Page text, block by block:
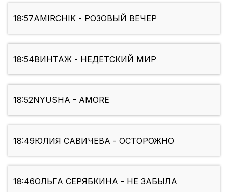
18:57AMIRCHIK - РОЗОВЫЙ ВЕЧЕР
18:54ВИНТАЖ - НЕДЕТСКИЙ МИР
18:52NYUSHA - AMORE
18:49ЮЛИЯ САВИЧЕВА - ОСТОРОЖНО
18:46ОЛЬГА СЕРЯБКИНА - НЕ ЗАБЫЛА